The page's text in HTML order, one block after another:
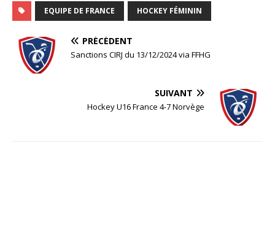
EQUIPE DE FRANCE HOCKEY FÉMININ
PRÉCÉDENT
Sanctions CIRJ du 13/12/2024 via FFHG
SUIVANT
Hockey U16 France 4-7 Norvège